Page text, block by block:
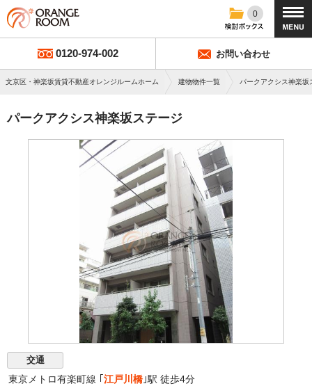
0
0120-974-002 お問い合わせ
文京区・神楽坂賃貸不動産オレンジルームホーム 建物物件一覧 パークアクシス神楽坂
パークアクシス神楽坂ステージ
交通
東京メトロ有楽町線 ｢ 江戸川橋 ｣駅 徒歩4分